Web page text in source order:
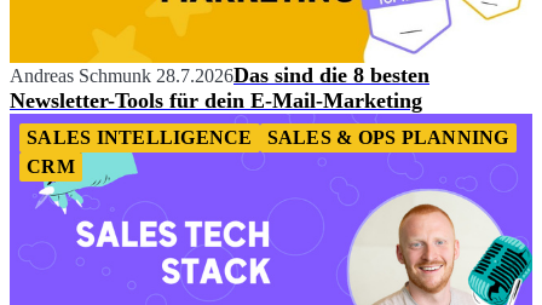
Andreas Schmunk 28.7.2026Das sind die 8 besten
Newsletter-Tools für dein E-Mail-Marketing
SALES INTELLIGENCE
SALES & OPS PLANNING
CRM